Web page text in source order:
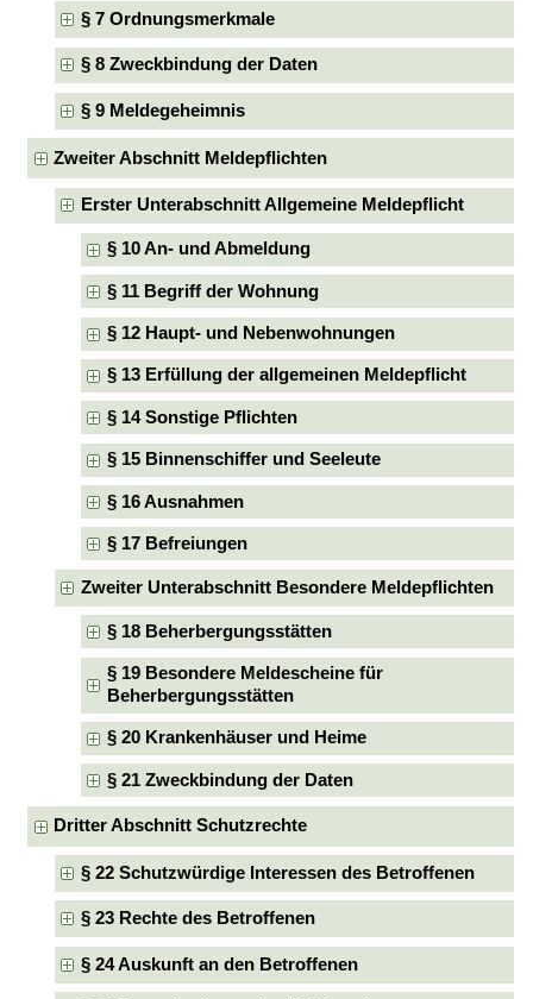
§ 7 Ordnungsmerkmale
§ 8 Zweckbindung der Daten
§ 9 Meldegeheimnis
Zweiter Abschnitt Meldepflichten
Erster Unterabschnitt Allgemeine Meldepflicht
§ 10 An- und Abmeldung
§ 11 Begriff der Wohnung
§ 12 Haupt- und Nebenwohnungen
§ 13 Erfüllung der allgemeinen Meldepflicht
§ 14 Sonstige Pflichten
§ 15 Binnenschiffer und Seeleute
§ 16 Ausnahmen
§ 17 Befreiungen
Zweiter Unterabschnitt Besondere Meldepflichten
§ 18 Beherbergungsstätten
§ 19 Besondere Meldescheine für
Beherbergungsstätten
§ 20 Krankenhäuser und Heime
§ 21 Zweckbindung der Daten
Dritter Abschnitt Schutzrechte
§ 22 Schutzwürdige Interessen des Betroffenen
§ 23 Rechte des Betroffenen
§ 24 Auskunft an den Betroffenen